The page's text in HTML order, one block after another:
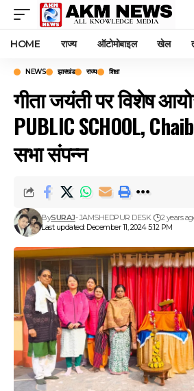
HOME राज्य ऑटोमोबाइल खेल
NEWS झारखंड राज्य शिक्षा
गीता जयंती पर विशेष
PUBLIC SCHOOL,
सभा संपन्न
Last updated: December 11, 2024 5:12 PM
BySURAJ- JAMSHEDPUR DESK 2 years